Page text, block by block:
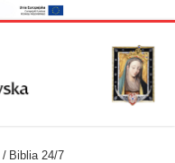
/ Biblia 24/7